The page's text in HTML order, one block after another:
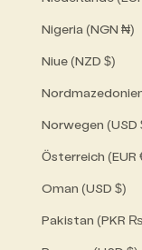
Nigeria (NGN ₦)
Niue (NZD $)
Norwegen (USD
Österreich (EUR
Oman (USD $)
Pakistan (PKR